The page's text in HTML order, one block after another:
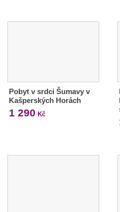
Pobyt v srdci Šumavy v
Kašperských Horách
1 290 Kč